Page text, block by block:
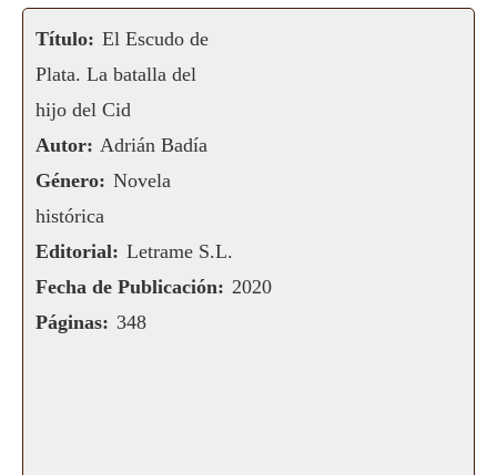
Título: El Escudo de
Plata. La batalla del
hijo del Cid
Autor: Adrián Badía
Género: Novela
histórica
Editorial: Letrame S.L.
Fecha de Publicación: 2020
Páginas: 348